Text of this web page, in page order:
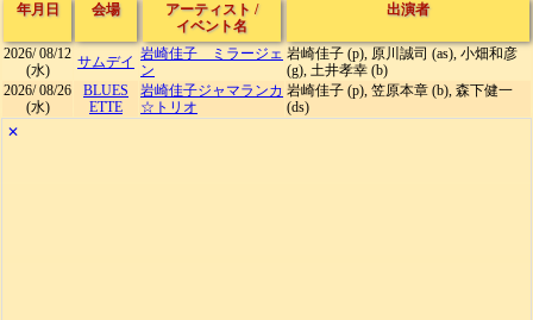
年月日 会場 アーティスト /
イベント名
出演者
2026/08/12
(水)
サムデイ 岩崎佳子 ミラージェ
ン
岩崎佳子 (p), 原川誠司 (as), 小畑和彦
(g), 土井孝幸 (b)
2026/08/26
(水)
BLUES
ETTE
岩崎佳子ジャマランカ
☆トリオ
岩崎佳子 (p), 笠原本章 (b), 森下健一
(ds)
✕